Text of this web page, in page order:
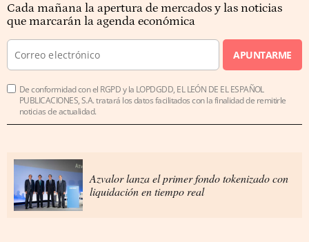
Cada mañana la apertura de mercados y las noticias
que marcarán la agenda económica
APUNTARME
De conformidad con el RGPD y la LOPDGDD, EL LEÓN DE EL ESPAÑOL
PUBLICACIONES, S.A. tratará los datos facilitados con la finalidad de remitirle
noticias de actualidad.
Azvalor lanza el primer fondo tokenizado con
liquidación en tiempo real